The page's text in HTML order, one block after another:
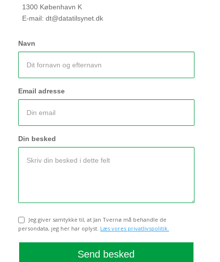
1300 København K
E-mail: dt@datatilsynet.dk
Navn
Email adresse
Din besked
Samtykke
Jeg giver samtykke til, at Jan Tvernø må behandle de
persondata, jeg her har oplyst. Læs vores privatlivspolitik.